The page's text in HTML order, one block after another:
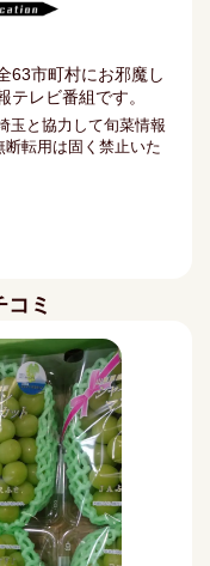
63市町村にお邪魔し
レビ番組です。
玉と協力して旬菜情報
転用は固く禁止いた
ミ